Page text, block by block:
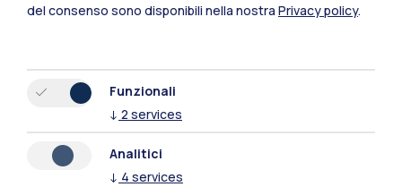
Polimi Community
Tutti i siti dell’ecosistema
del consenso sono disponibili nella nostra Privacy policy.
Funzionali
↓ 2 services
Analitici
↓ 4 services